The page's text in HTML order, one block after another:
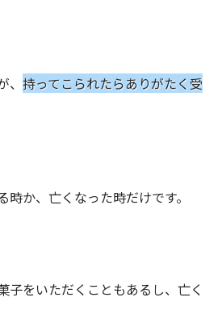
持ってこられたらありがたく受
か、亡くなった時だけです。
をいただくこともあるし、亡く